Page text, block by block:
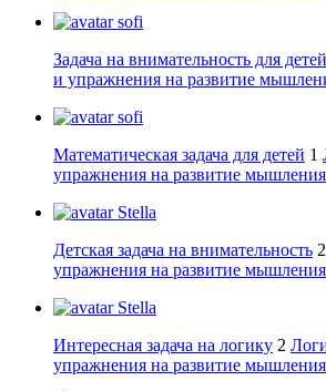
sofi
Задача на внимательность для детей
и упражнения на развитие
sofi
Математическая задача для детей 1
упражнения на развитие мышления
Stella
Детская задача на внимательность 2
упражнения на развитие мышления
Stella
Интересная задача на логику 2
упражнения на развитие мышления